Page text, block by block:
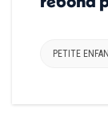
PETITE